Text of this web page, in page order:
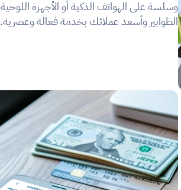
الطوابير وأسعد عملائك بخدمة فعالة وعصرية.